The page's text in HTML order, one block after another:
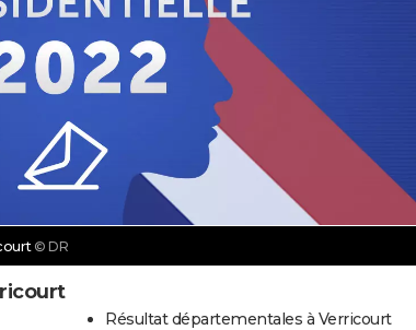
© DR
Résultat départementales à Verricourt